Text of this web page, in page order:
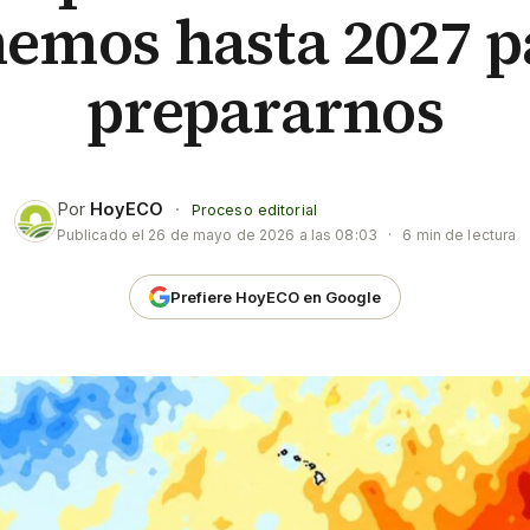
hasta 2027
prepararnos
Por HoyECO ·
Proceso editorial
Publicado el 26 de mayo de 2026 a las 08:03 · 6 min de lectura
Prefiere HoyECO en Google